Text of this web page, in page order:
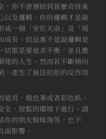
，你不會連結到甚麼奇怪東
以及邏輯。你的邏輯才是最
成一個「安於天命」及「現
成長。但這裏不是說邏輯是
切都是要追求平衡，並且應
遂的人生。然而若不斷傾向
，產生了無法抗拒的反作用
具，顏色筆或者彩色紙。
全、放鬆的環境下進行。請
你的朋友姐妹淘等，也不
影響。⠀